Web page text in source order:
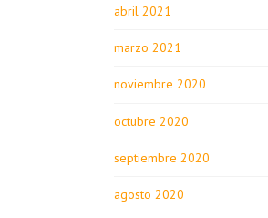
abril 2021
marzo 2021
noviembre 2020
octubre 2020
septiembre 2020
agosto 2020